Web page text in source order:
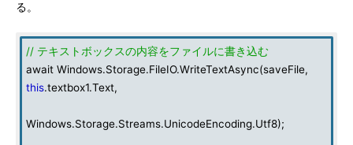
る。
// テキストボックスの内容をファイルに書き込む
await Windows.Storage.FileIO.WriteTextAsync(saveFile,
this.textbox1.Text,
Windows.Storage.Streams.UnicodeEncoding.Utf8);